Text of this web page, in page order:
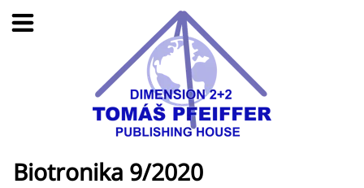
Biotronika 9/2020